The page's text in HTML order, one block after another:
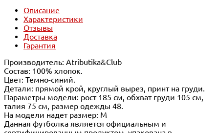
Описание
Характеристики
Отзывы
Доставка
Гарантия
Производитель: Atributika&Club
Состав: 100% хлопок.
Цвет: Темно-синий.
Детали: прямой крой, круглый вырез, принт на груди.
Параметры модели: рост 185 см, обхват груди 105 см,
талия 75 см, размер одежды 48.
На модели надет размер: М
Данная футболка является официальным и